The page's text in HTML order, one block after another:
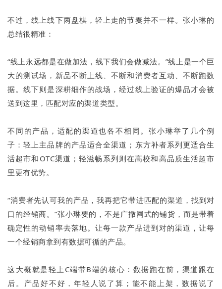
不过，线上线下两盘棋，轻上走的节奏并不一样。张小琳的
总结很精准：
“线上永远都是在做加法，线下我们会做减法。”线上是一个巨
大的测试场，新品不断上线、不断和消费者互动、不断跑数
据。线下则是深耕细作的战场，经过线上验证的爆品才会被
送到这里，匹配对应的渠道类型。
不同的产品，适配的渠道也各不相同。张小琳举了几个例
子：轻上主品牌的产品适合全渠道；东方补者系列更适合生
活超市和OTC渠道；轻滋畅系列则在高校和高品质生活超市
里更有优势。
“消费者先认可我的产品，我再把它带进匹配的渠道，找到对
口的经销商。”张小琳要的，不是广撒网式的铺货，而是带着
确定性的动销率去落地。让每一款产品进到对的渠道，让每
一个经销商拿到有数据可循的产品。
这大概就是轻上C端带B端的核心：数据跑在前，渠道跟在
后。产品好不好，年轻人说了算；能不能上架，数据说了